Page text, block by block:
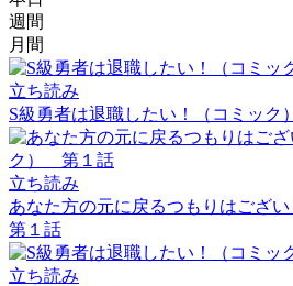
週間
月間
立ち読み
S級勇者は退職したい！（コミッ
立ち読み
あなた方の元に戻るつもりはござ
第１話
立ち読み